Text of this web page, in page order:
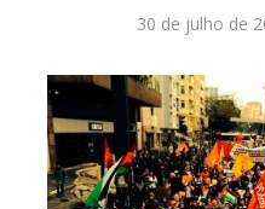
30 de julho de